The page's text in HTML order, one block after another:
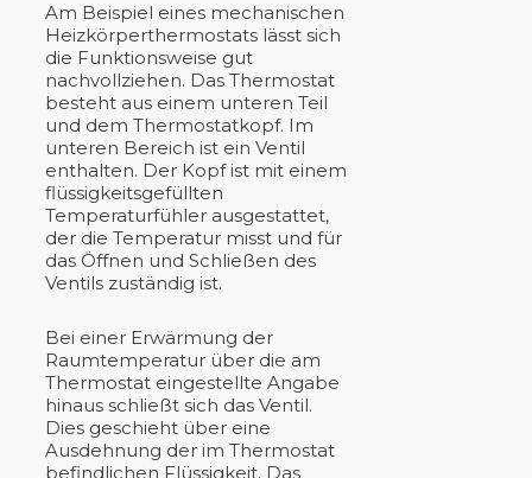
Am Beispiel eines mechanischen
Heizkörperthermostats lässt sich
die Funktionsweise gut
nachvollziehen. Das Thermostat
besteht aus einem unteren Teil
und dem Thermostatkopf. Im
unteren Bereich ist ein Ventil
enthalten. Der Kopf ist mit einem
flüssigkeitsgefüllten
Temperaturfühler ausgestattet,
der die Temperatur misst und für
das Öffnen und Schließen des
Ventils zuständig ist.
Bei einer Erwärmung der
Raumtemperatur über die am
Thermostat eingestellte Angabe
hinaus schließt sich das Ventil.
Dies geschieht über eine
Ausdehnung der im Thermostat
befindlichen Flüssigkeit. Das